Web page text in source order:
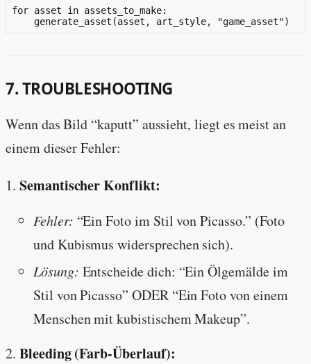
for asset in assets_to_make:
7. TROUBLESHOOTING
Wenn das Bild “kaputt” aussieht, liegt es meist an
einem dieser Fehler:
Semantischer Konflikt:
Fehler: “Ein Foto im Stil von Picasso.” (Foto
und Kubismus widersprechen sich).
Lösung: Entscheide dich: “Ein Ölgemälde im
Stil von Picasso” ODER “Ein Foto von einem
Menschen mit kubistischem Makeup”.
Bleeding (Farb-Überlauf):